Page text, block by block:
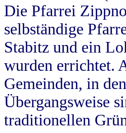
Die Pfarrei
selbständige
Stabitz und ein
wurden errichtet.
Gemeinden, in
Übergangsweise
traditionellen